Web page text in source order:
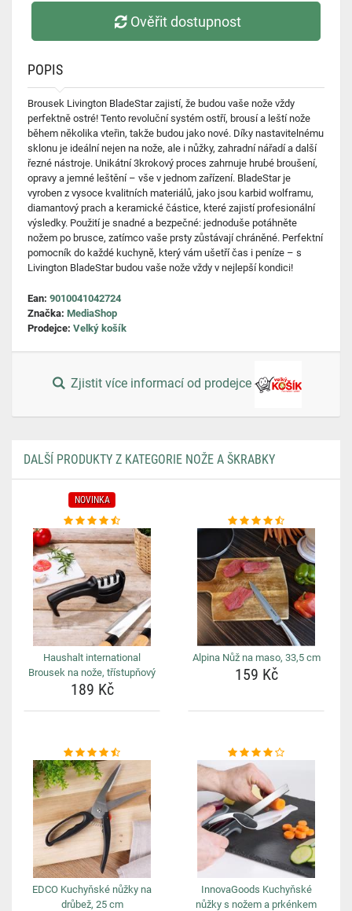
Ověřit dostupnost
POPIS
Brousek Livington BladeStar zajistí, že budou vaše nože vždy
perfektně ostré! Tento revoluční systém ostří, brousí a leští nože
během několika vteřin, takže budou jako nové. Díky nastavitelnému
sklonu je ideální nejen na nože, ale i nůžky, zahradní nářadí a další
řezné nástroje. Unikátní 3krokový proces zahrnuje hrubé broušení,
opravy a jemné leštění – vše v jednom zařízení. BladeStar je
vyroben z vysoce kvalitních materiálů, jako jsou karbid wolframu,
diamantový prach a keramické částice, které zajistí profesionální
výsledky. Použití je snadné a bezpečné: jednoduše potáhněte
nožem po brusce, zatímco vaše prsty zůstávají chráněné. Perfektní
pomocník do každé kuchyně, který vám ušetří čas i peníze – s
Livington BladeStar budou vaše nože vždy v nejlepší kondici!
Ean: 9010041042724
Značka: MediaShop
Prodejce: Velký košík
Zjistit více informací od prodejce
DALŠÍ PRODUKTY Z KATEGORIE NOŽE A ŠKRABKY
NOVINKA
Haushalt international
Brousek na nože, třístupňový
189 Kč
Alpina Nůž na maso, 33,5 cm
159 Kč
EDCO Kuchyňské nůžky na
drůbež, 25 cm
InnovaGoods Kuchyňské
nůžky s nožem a prkénkem